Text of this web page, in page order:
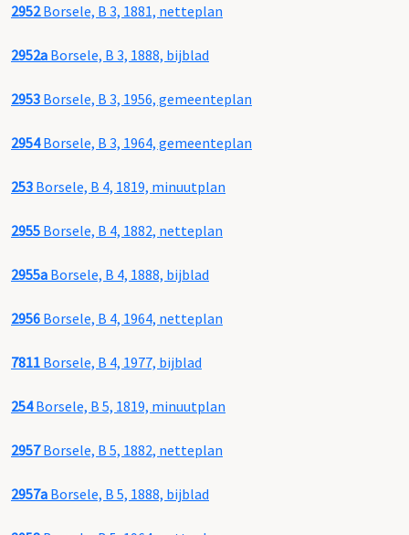
2952Borsele, B 3, 1881, netteplan
2952a Borsele, B 3, 1888, bijblad
2953 Borsele, B 3, 1956, gemeenteplan
2954Borsele, B 3, 1964, gemeenteplan
253 Borsele, B 4, 1819, minuutplan
2955 Borsele, B 4, 1882, netteplan
2955a Borsele, B 4, 1888, bijblad
2956 Borsele, B 4, 1964, netteplan
7811 Borsele, B 4, 1977, bijblad
254Borsele, B 5, 1819, minuutplan
2957Borsele, B 5, 1882, netteplan
2957a Borsele, B 5, 1888, bijblad